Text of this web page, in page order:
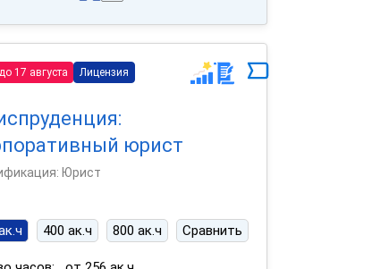
17 августа Лицензия
юрист
Юрист
400 ак.ч 800 ак.ч Сравнить